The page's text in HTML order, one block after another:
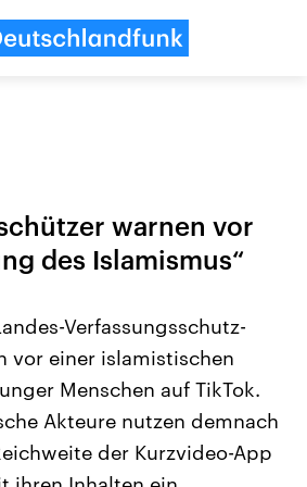
Anhalt
am 6.
neuen
das
Koalition aus
USA
Aktuelle Beiträge,
Hintergründe
Wirtschaftlich und
gehören die Vereinigten
den mächtigsten Ländern
mit großem Einfluss auf
warnen vor
des Islamismus“
Verfassungsschutz-
vor einer islamistischen
Menschen auf TikTok.
Akteure nutzen demnach
der Kurzvideo-App